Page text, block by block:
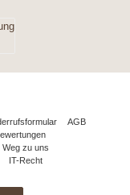
AGB
Weg zu uns
IT-Recht